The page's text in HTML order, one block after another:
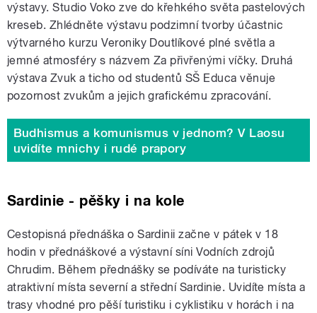
výstavy. Studio Voko zve do křehkého světa pastelových
kreseb. Zhlédněte výstavu podzimní tvorby účastnic
výtvarného kurzu Veroniky Doutlíkové plné světla a
jemné atmosféry s názvem Za přivřenými víčky. Druhá
výstava Zvuk a ticho od studentů SŠ Educa věnuje
pozornost zvukům a jejich grafickému zpracování.
Budhismus a komunismus v jednom? V Laosu
uvidíte mnichy i rudé prapory
Sardinie - pěšky i na kole
Cestopisná přednáška o Sardinii začne v pátek v 18
hodin v přednáškové a výstavní síni Vodních zdrojů
Chrudim. Během přednášky se podíváte na turisticky
atraktivní místa severní a střední Sardinie. Uvidíte místa a
trasy vhodné pro pěší turistiku i cyklistiku v horách i na